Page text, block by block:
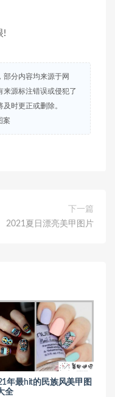
!
部分内容均来源于网
来源标注错误或侵犯了
时更正或删除。
案
下一篇
2021夏日漂亮美甲图片
年最hit的民族风美甲图
全